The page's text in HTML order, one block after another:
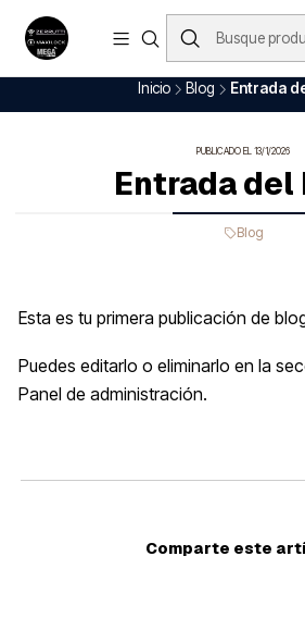
Envío Gratis en nuestros productos (Aplica
Ver Todo
Inicio Blog Entrada
PUBLICADO EL 13/1/2026
Entrada del
Blog
Esta es tu primera publicación de
Puedes editarlo o eliminarlo en la
Panel de administración.
Comparte este